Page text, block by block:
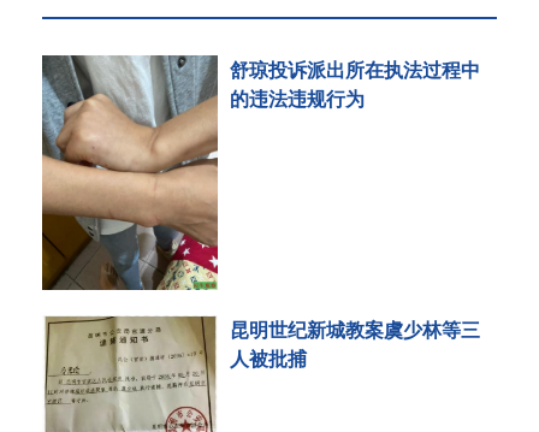
舒琼投诉派出所在执法过程中
的违法违规行为
昆明世纪新城教案虞少林等三
人被批捕